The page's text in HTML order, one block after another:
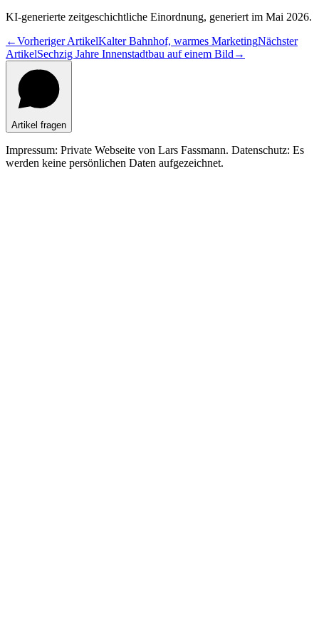
KI-generierte zeitgeschichtliche Einordnung, generiert im Mai 2026.
←Vorheriger ArtikelKalter Bahnhof, warmes MarketingNächster
ArtikelSechzig Jahre Innenstadtbau auf einem Bild →
Artikel fragen
Impressum: Private Webseite von Lars Fassmann. Datenschutz: Es
werden keine persönlichen Daten aufgezeichnet.